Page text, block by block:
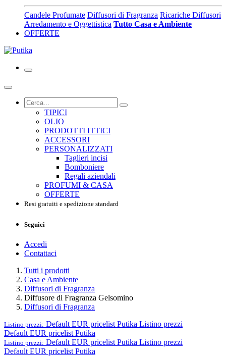
Candele Profumate Diffusori di Fragranza Ricariche Diffusori
Arredamento e Oggettistica Tutto Casa e Ambiente
OFFERTE
TIPICI
OLIO
PRODOTTI ITTICI
ACCESSORI
PERSONALIZZATI
Taglieri incisi
Bomboniere
Regali aziendali
PROFUMI & CASA
OFFERTE
Resi gratuiti e spedizione standard
Seguici
Accedi
Contattaci
Tutti i prodotti
Casa e Ambiente
Diffusori di Fragranza
Diffusore di Fragranza Gelsomino
Diffusori di Fragranza
Listino prezzi: Default EUR pricelist Putika Listino prezzi
Default EUR pricelist Putika
Listino prezzi: Default EUR pricelist Putika Listino prezzi
Default EUR pricelist Putika